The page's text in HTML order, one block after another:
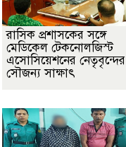
​রাসিক প্রশাসকের সঙ্গে
মেডিকেল টেকনোলজিস্ট
এসোসিয়েশনের নেতৃবৃন্দের
সৌজন্য সাক্ষাৎ